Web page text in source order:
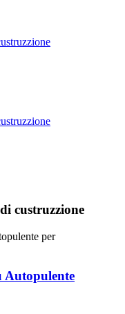
custruzzione
Autopulente